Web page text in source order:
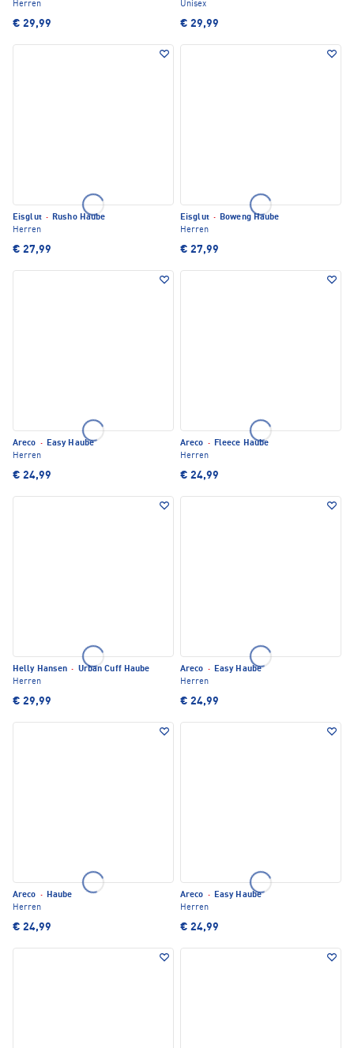
Herren
€ 29,99
Unisex
€ 29,99
Eisglut · Rusho Haube
Herren
€ 27,99
Eisglut · Boweng Haube
Herren
€ 27,99
Areco · Easy Haube
Herren
€ 24,99
Areco · Fleece Haube
Herren
€ 24,99
Helly Hansen · Urban Cuff Haube
Herren
€ 29,99
Areco · Easy Haube
Herren
€ 24,99
Areco · Haube
Herren
€ 24,99
Areco · Easy Haube
Herren
€ 24,99